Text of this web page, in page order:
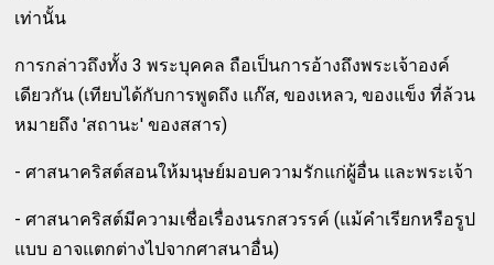
เท่านั้น
การกล่าวถึงทั้ง 3 พระบุคคล ถือเป็นการอ้างถึงพระเจ้าองค์
เดียวกัน (เทียบได้กับการพูดถึง แก๊ส, ของเหลว, ของแข็ง ที่ล้วน
หมายถึง 'สถานะ' ของสสาร)
- ศาสนาคริสต์สอนให้มนุษย์มอบความรักแก่ผู้อื่น และพระเจ้า
- ศาสนาคริสต์มีความเชื่อเรื่องนรกสวรรค์ (แม้คำเรียกหรือรูป
แบบ อาจแตกต่างไปจากศาสนาอื่น)